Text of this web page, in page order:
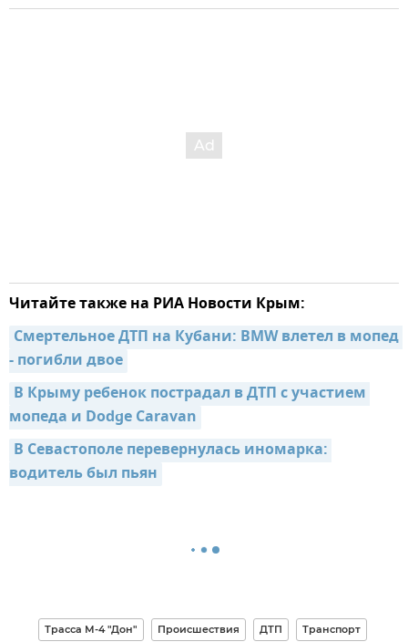
Читайте также на РИА Новости Крым:
Смертельное ДТП на Кубани: BMW влетел в мопед
- погибли двое
В Крыму ребенок пострадал в ДТП с участием
мопеда и Dodge Caravan
В Севастополе перевернулась иномарка:
водитель был пьян
Трасса М-4 "Дон" Происшествия ДТП Транспорт